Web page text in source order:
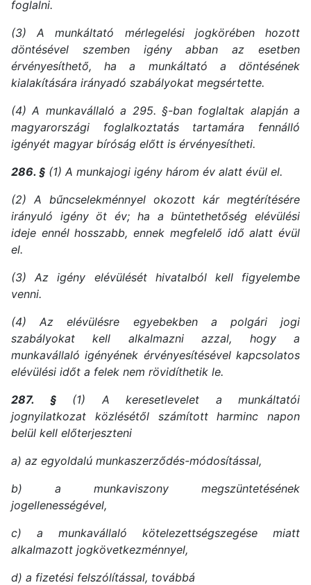
foglalni.
(3) A munkáltató mérlegelési jogkörében hozott
döntésével szemben igény abban az esetben
érvényesíthető, ha a munkáltató a döntésének
kialakítására irányadó szabályokat megsértette.
(4) A munkavállaló a 295. §-ban foglaltak alapján a
magyarországi foglalkoztatás tartamára fennálló
igényét magyar bíróság előtt is érvényesítheti.
286. § (1) A munkajogi igény három év alatt évül el.
(2) A bűncselekménnyel okozott kár megtérítésére
irányuló igény öt év; ha a büntethetőség elévülési
ideje ennél hosszabb, ennek megfelelő idő alatt évül
el.
(3) Az igény elévülését hivatalból kell figyelembe
venni.
(4) Az elévülésre egyebekben a polgári jogi
szabályokat kell alkalmazni azzal, hogy a
munkavállaló igényének érvényesítésével kapcsolatos
elévülési időt a felek nem rövidíthetik le.
287. §(1) A keresetlevelet a munkáltatói
jognyilatkozat közlésétől számított harminc napon
belül kell előterjeszteni
a) az egyoldalú munkaszerződés-módosítással,
b) a munkaviszony megszüntetésének
jogellenességével,
c) a munkavállaló kötelezettségszegése miatt
alkalmazott jogkövetkezménnyel,
d) a fizetési felszólítással, továbbá